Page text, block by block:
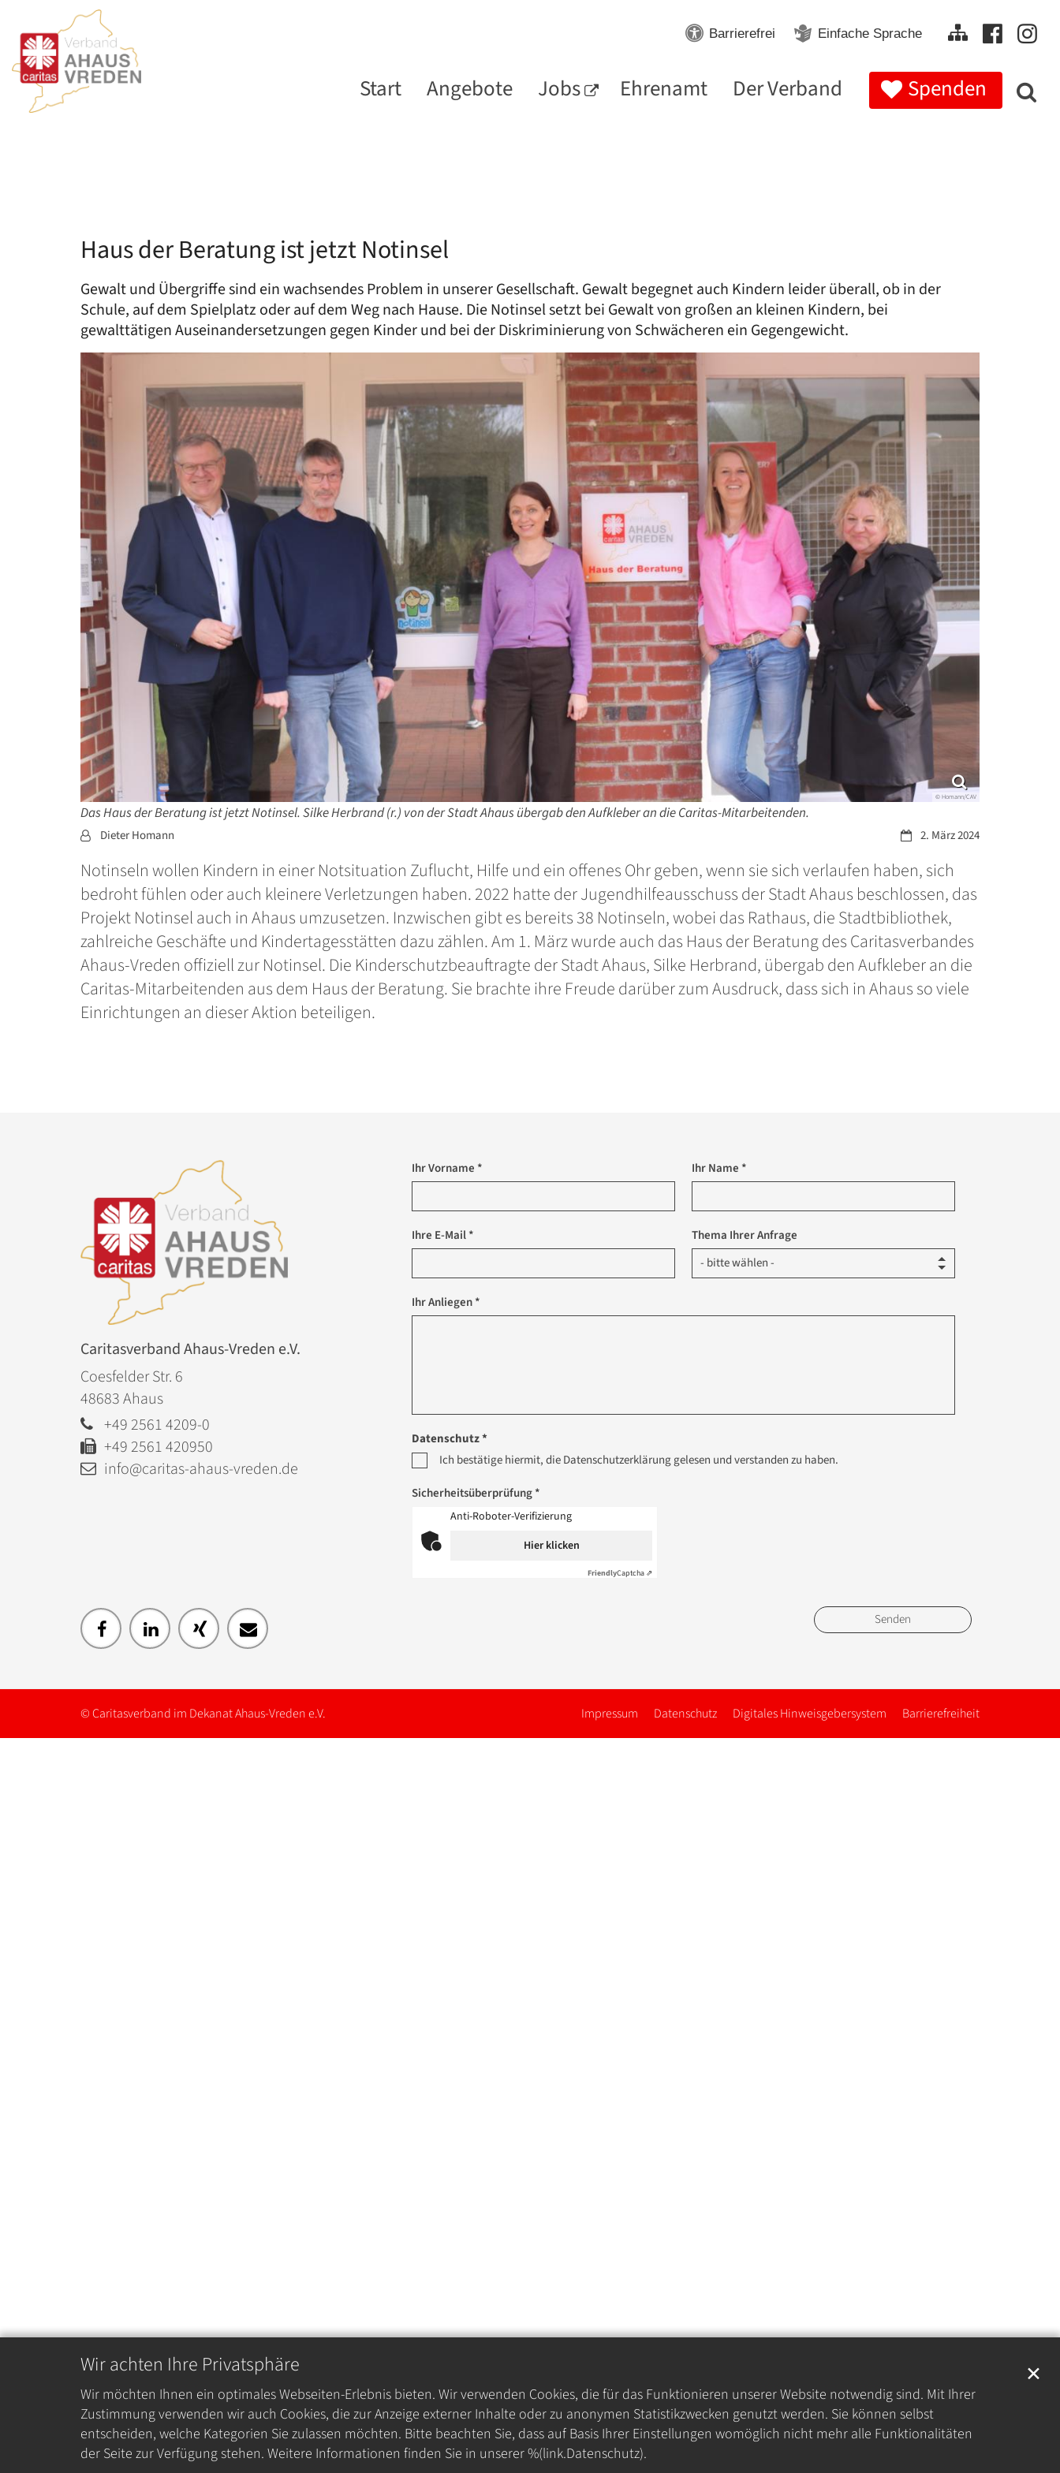
Wir achten Ihre Privatsphäre
Wir möchten Ihnen ein optimales Webseiten-Erlebnis bieten. Wir verwenden Cookies, die für das Funktionieren unserer Website notwendig sind. Mit Ihrer
Zustimmung verwenden wir auch Cookies, die zur Anzeige externer Inhalte oder zu anonymen Statistikzwecken genutzt werden. Sie können selbst
entscheiden, welche Kategorien Sie zulassen möchten. Bitte beachten Sie, dass auf Basis Ihrer Einstellungen womöglich nicht mehr alle Funktionalitäten
der Seite zur Verfügung stehen. Weitere Informationen finden Sie in unserer %(link.Datenschutz).
✕
Zum Inhalt springen
Start Angebote Jobs Ehrenamt Der Verband Spenden
Barrierefrei Einfache Sprache
Haus der Beratung ist jetzt Notinsel
Gewalt und Übergriffe sind ein wachsendes Problem in unserer Gesellschaft. Gewalt begegnet auch Kindern leider überall, ob in der
Schule, auf dem Spielplatz oder auf dem Weg nach Hause. Die Notinsel setzt bei Gewalt von großen an kleinen Kindern, bei
gewalttätigen Auseinandersetzungen gegen Kinder und bei der Diskriminierung von Schwächeren ein Gegengewicht.
© Homann/CAV
Das Haus der Beratung ist jetzt Notinsel. Silke Herbrand (r.) von der Stadt Ahaus übergab den Aufkleber an die Caritas-Mitarbeitenden.
Datum:2. März 2024
Von:Dieter Homann
Notinseln wollen Kindern in einer Notsituation Zuflucht, Hilfe und ein offenes Ohr geben, wenn sie sich verlaufen haben, sich
bedroht fühlen oder auch kleinere Verletzungen haben. 2022 hatte der Jugendhilfeausschuss der Stadt Ahaus beschlossen, das
Projekt Notinsel auch in Ahaus umzusetzen. Inzwischen gibt es bereits 38 Notinseln, wobei das Rathaus, die Stadtbibliothek,
zahlreiche Geschäfte und Kindertagesstätten dazu zählen. Am 1. März wurde auch das Haus der Beratung des Caritasverbandes
Ahaus-Vreden offiziell zur Notinsel. Die Kinderschutzbeauftragte der Stadt Ahaus, Silke Herbrand, übergab den Aufkleber an die
Caritas-Mitarbeitenden aus dem Haus der Beratung. Sie brachte ihre Freude darüber zum Ausdruck, dass sich in Ahaus so viele
Einrichtungen an dieser Aktion beteiligen.
Ihr Vorname * Ihr Name *
Ihre E-Mail * Thema Ihrer Anfrage
Ihr Anliegen *
Datenschutz *
Ich bestätige hiermit, die Datenschutzerklärung gelesen und verstanden zu haben.
Sicherheitsüberprüfung *
Anti-Roboter-Verifizierung
Hier klicken
FriendlyCaptcha ⇗
Caritasverband Ahaus-Vreden e.V.
Coesfelder Str. 6
48683Ahaus
+49 2561 4209-0
+49 2561 420950
info@caritas-ahaus-vreden.de
© Caritasverband im Dekanat Ahaus-Vreden e.V. Impressum Datenschutz Digitales Hinweisgebersystem Barrierefreiheit